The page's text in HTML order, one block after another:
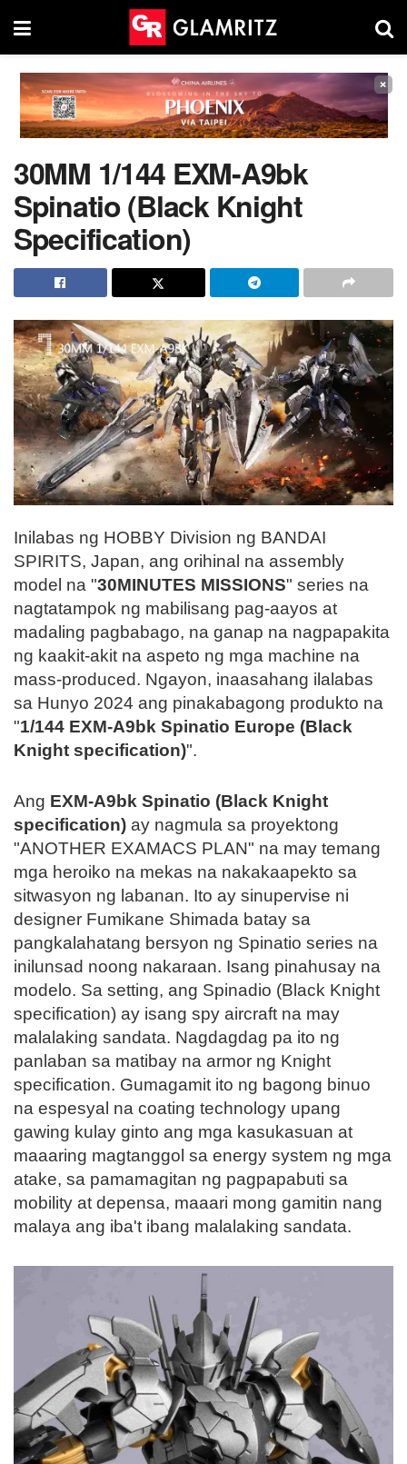
×
30MM 1/144 EXM-A9bk
Spinatio (Black Knight
Specification)
Inilabas ng HOBBY Division ng BANDAI
SPIRITS, Japan, ang orihinal na assembly
model na "30MINUTES MISSIONS" series na
nagtatampok ng mabilisang pag-aayos at
madaling pagbabago, na ganap na nagpapakita
ng kaakit-akit na aspeto ng mga machine na
mass-produced. Ngayon, inaasahang ilalabas
sa Hunyo 2024 ang pinakabagong produkto na
"1/144 EXM-A9bk Spinatio Europe (Black
Knight specification)".
Ang EXM-A9bk Spinatio (Black Knight
specification) ay nagmula sa proyektong
"ANOTHER EXAMACS PLAN" na may temang
mga heroiko na mekas na nakakaapekto sa
sitwasyon ng labanan. Ito ay sinupervise ni
designer Fumikane Shimada batay sa
pangkalahatang bersyon ng Spinatio series na
inilunsad noong nakaraan. Isang pinahusay na
modelo. Sa setting, ang Spinadio (Black Knight
specification) ay isang spy aircraft na may
malalaking sandata. Nagdagdag pa ito ng
panlaban sa matibay na armor ng Knight
specification. Gumagamit ito ng bagong binuo
na espesyal na coating technology upang
gawing kulay ginto ang mga kasukasuan at
maaaring magtanggol sa energy system ng mga
atake, sa pamamagitan ng pagpapabuti sa
mobility at depensa, maaari mong gamitin nang
malaya ang iba't ibang malalaking sandata.